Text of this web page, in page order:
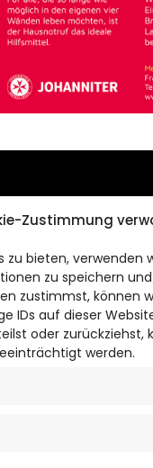
Zustimmung
zu bieten, verwenden
zu speichern
zustimmst, können
IDs auf dieser
oder zurückziehst,
werden.
DAS
FÜR
Impressum
Cookie Richtlinie
CITYLIFE!